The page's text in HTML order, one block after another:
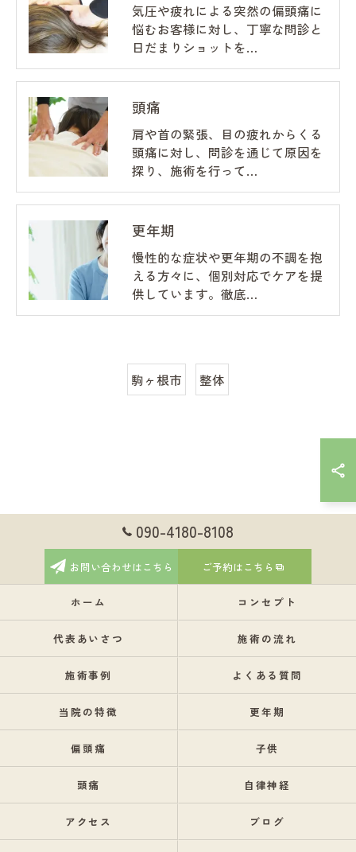
気圧や疲れによる突然の偏頭痛に
悩むお客様に対し、丁寧な問診と
日だまりショットを…
頭痛
肩や首の緊張、目の疲れからくる
頭痛に対し、問診を通じて原因を
探り、施術を行って…
更年期
慢性的な症状や更年期の不調を抱
える方々に、個別対応でケアを提
供しています。徹底…
駒ヶ根市 整体
090-4180-8108
お問い合わせはこちら ご予約はこちら
ホーム コンセプト
代表あいさつ 施術の流れ
施術事例 よくある質問
当院の特徴 更年期
偏頭痛 子供
頭痛 自律神経
アクセス ブログ